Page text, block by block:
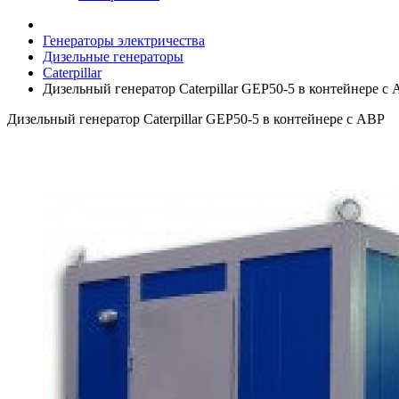
Генераторы электричества
Дизельные генераторы
Caterpillar
Дизельный генератор Caterpillar GEP50-5 в контейнере с
Дизельный генератор Caterpillar GEP50-5 в контейнере с АВР